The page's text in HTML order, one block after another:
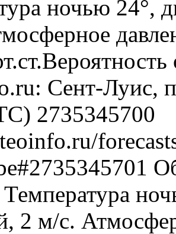
ночью 24°,
Сент-Луис,
2735345700
Температура
2 м/с.